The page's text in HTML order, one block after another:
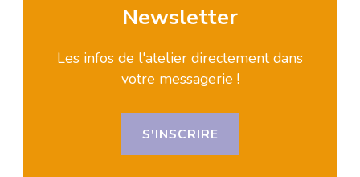
Newsletter
Les infos de l'atelier directement dans
votre messagerie !
S'INSCRIRE